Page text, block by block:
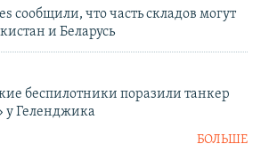
сообщили, что часть складов могут
и Беларусь
беспилотники поразили танкер
у Геленджика
БОЛЬШЕ